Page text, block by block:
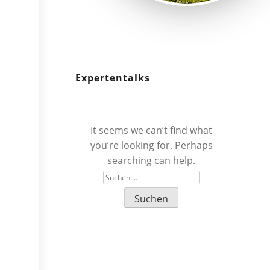
Expertentalks
It seems we can’t find what
you’re looking for. Perhaps
searching can help.
Suchen
nach: